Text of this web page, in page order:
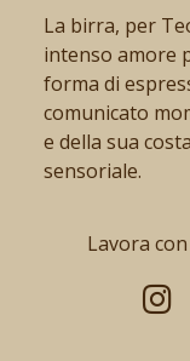
La birra, per
intenso amore
forma di
comunicato
e della sua
sensoriale.
Lavora